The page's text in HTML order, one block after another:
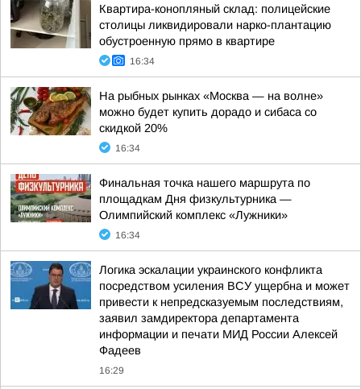
Квартира-конопляный склад: полицейские
столицы ликвидировали нарко-плантацию
обустроенную прямо в квартире
16:34
На рыбных рынках «Москва — на волне»
можно будет купить дорадо и сибаса со
скидкой 20%
16:34
Финальная точка нашего маршрута по
площадкам Дня физкультурника —
Олимпийский комплекс «Лужники»
16:34
Логика эскалации украинского конфликта
посредством усиления ВСУ ущербна и может
привести к непредсказуемым последствиям,
заявил замдиректора департамента
информации и печати МИД России Алексей
Фадеев
16:29